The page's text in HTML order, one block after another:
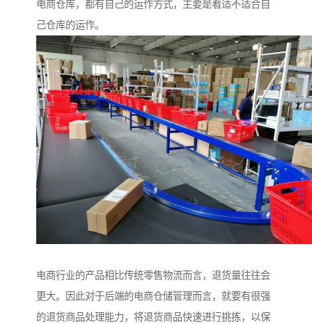
电商仓库，都有自己的运作方式，主要是看适不适合自
己仓库的运作。
电商行业的产品相比传统零售物流而言，退货量往往会
更大。因此对于后端的电商仓储管理而言，就要有很强
的退货商品处理能力，将退货商品快速进行挑拣，以保